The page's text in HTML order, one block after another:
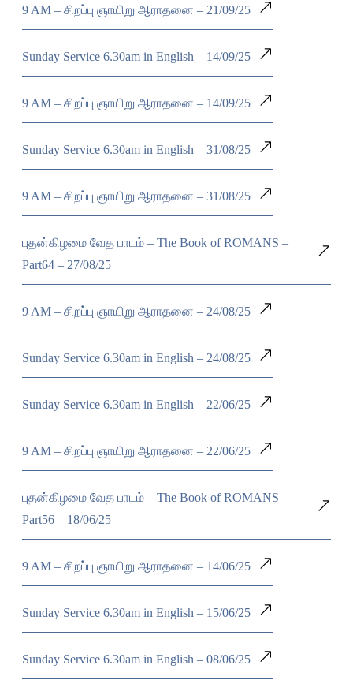
9 AM – சிறப்பு ஞாயிறு ஆராதனை – 21/09/25
Sunday Service 6.30am in English – 14/09/25
9 AM – சிறப்பு ஞாயிறு ஆராதனை – 14/09/25
Sunday Service 6.30am in English – 31/08/25
9 AM – சிறப்பு ஞாயிறு ஆராதனை – 31/08/25
புதன்கிழமை வேத பாடம் – The Book of ROMANS –
Part64 – 27/08/25
9 AM – சிறப்பு ஞாயிறு ஆராதனை – 24/08/25
Sunday Service 6.30am in English – 24/08/25
Sunday Service 6.30am in English – 22/06/25
9 AM – சிறப்பு ஞாயிறு ஆராதனை – 22/06/25
புதன்கிழமை வேத பாடம் – The Book of ROMANS –
Part56 – 18/06/25
9 AM – சிறப்பு ஞாயிறு ஆராதனை – 14/06/25
Sunday Service 6.30am in English – 15/06/25
Sunday Service 6.30am in English – 08/06/25